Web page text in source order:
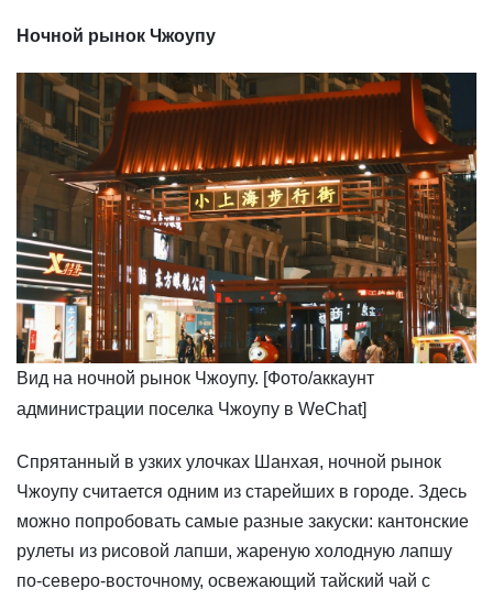
Ночной рынок Чжоупу
​Вид на ночной рынок Чжоупу. [Фото/аккаунт
администрации поселка Чжоупу в WeChat]
Спрятанный в узких улочках Шанхая, ночной рынок
Чжоупу считается одним из старейших в городе. Здесь
можно попробовать самые разные закуски: кантонские
рулеты из рисовой лапши, жареную холодную лапшу
по-северо-восточному, освежающий тайский чай с